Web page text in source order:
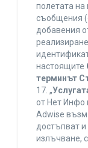
полетата на
съобщения
добавения
настоящите
терминът
17. „
от Нет Инфо
Adwise
достъпват и
излъчване,